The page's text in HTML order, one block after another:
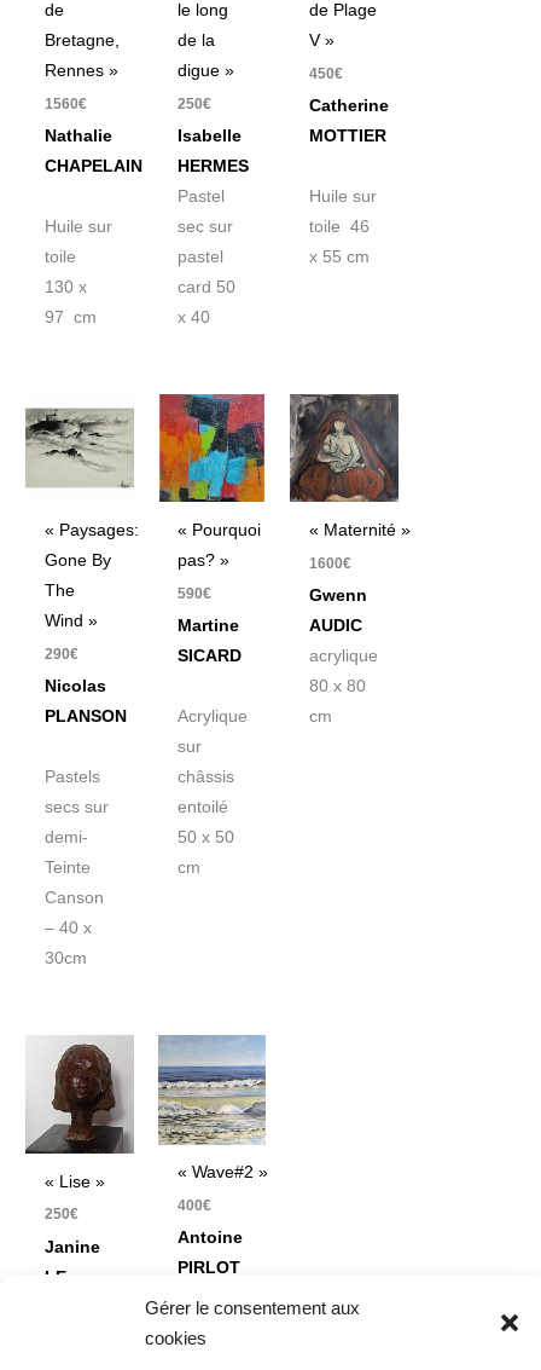
Gérer le consentement aux
cookies
de
Bretagne,
Rennes »
1560€
Nathalie
CHAPELAIN
Huile sur
toile
130 x
97 cm
le long
de la
digue »
250€
Isabelle
HERMES
Pastel
sec sur
pastel
card 50
x 40
de Plage
V »
450€
Catherine
MOTTIER
Huile sur
toile 46
x 55 cm
« Paysages:
Gone By
The
Wind »
290€
Nicolas
PLANSON
Pastels
secs sur
demi-
Teinte
Canson
– 40 x
30cm
« Pourquoi
pas? »
590€
Martine
SICARD
Acrylique
sur
châssis
entoilé
50 x 50
cm
« Maternité »
1600€
Gwenn
AUDIC
acrylique
80 x 80
cm
« Lise »
250€
Janine
LE
« Wave#2 »
400€
Antoine
PIRLOT
Pastel